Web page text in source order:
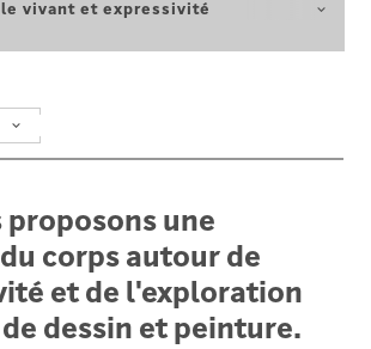
FILTRE
proposons une
corps autour de
et de l'exploration
dessin et peinture.